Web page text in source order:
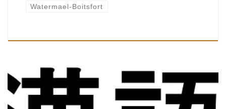
Watermael-Boitsfort